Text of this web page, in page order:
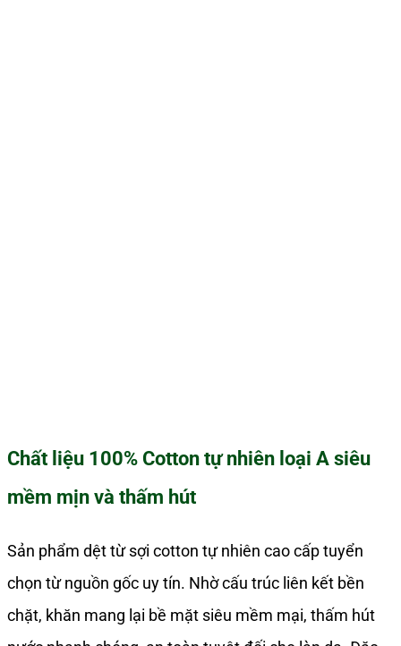
Chất liệu 100% Cotton tự nhiên loại A siêu
mềm mịn và thấm hút
Sản phẩm dệt từ sợi cotton tự nhiên cao cấp tuyển
chọn từ nguồn gốc uy tín. Nhờ cấu trúc liên kết bền
chặt, khăn mang lại bề mặt siêu mềm mại, thấm hút